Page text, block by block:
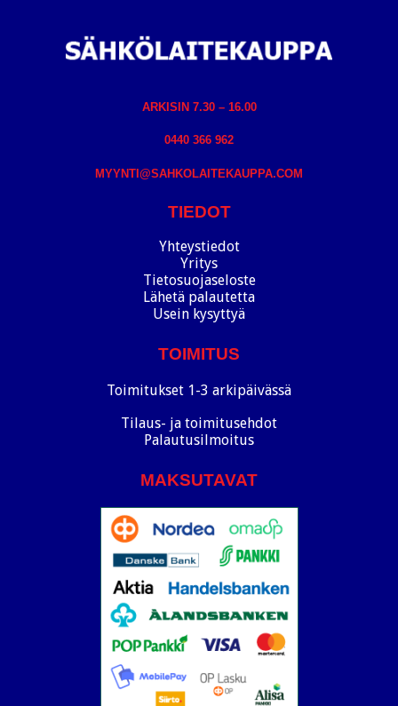
ARKISIN 7.30 – 16.00
0440 366 962
MYYNTI@SAHKOLAITEKAUPPA.COM
TIEDOT
Yhteystiedot
Yritys
Tietosuojaseloste
Lähetä palautetta
Usein kysyttyä
TOIMITUS
Toimitukset 1-3 arkipäivässä
Tilaus- ja toimitusehdot
Palautusilmoitus
MAKSUTAVAT